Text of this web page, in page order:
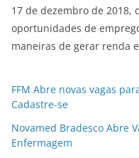
17 de dezembro de
oportunidades de
maneiras de gerar renda
FFM Abre novas vagas
Cadastre-se
Novamed Bradesco Abre
Enfermagem